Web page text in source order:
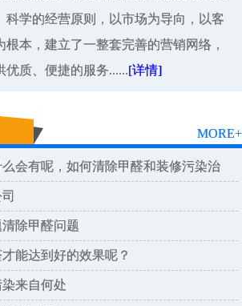
科学的经营原则，以市场为导向，以客
根本，建立了一整套完善的营销网络，
优质、便捷的服务......[详情]
MORE+
会有呢，如何清除甲醛和装修污染治
除甲醛问题
能达到好的效果呢？
来自何处